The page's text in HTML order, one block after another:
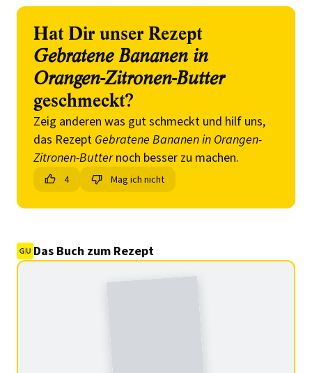
Hat Dir unser Rezept
Gebratene Bananen in
Orangen-Zitronen-Butter
geschmeckt?
Zeig anderen was gut schmeckt und hilf uns,
das Rezept Gebratene Bananen in Orangen-
Zitronen-Butternoch besser zu machen.
4 Mag ich nicht
Das Buch zum Rezept